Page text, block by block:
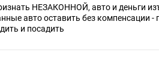
НЕЗАКОННОЙ, авто и деньги
авто оставить без компенсации -
и посадить